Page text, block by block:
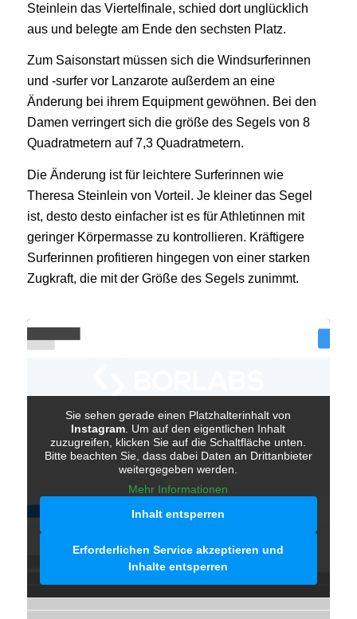
Steinlein das Viertelfinale, schied dort unglücklich
aus und belegte am Ende den sechsten Platz.
Zum Saisonstart müssen sich die Windsurferinnen
und -surfer vor Lanzarote außerdem an eine
Änderung bei ihrem Equipment gewöhnen. Bei den
Damen verringert sich die größe des Segels von 8
Quadratmetern auf 7,3 Quadratmetern.
Die Änderung ist für leichtere Surferinnen wie
Theresa Steinlein von Vorteil. Je kleiner das Segel
ist, desto desto einfacher ist es für Athletinnen mit
geringer Körpermasse zu kontrollieren. Kräftigere
Surferinnen profitieren hingegen von einer starken
Zugkraft, die mit der Größe des Segels zunimmt.
Sie sehen gerade einen Platzhalterinhalt von
Instagram. Um auf den eigentlichen Inhalt
zuzugreifen, klicken Sie auf die Schaltfläche unten.
Bitte beachten Sie, dass dabei Daten an Drittanbieter
weitergegeben werden.
Mehr Informationen
Inhalt entsperren
Erforderlichen Service akzeptieren und
Inhalte entsperren